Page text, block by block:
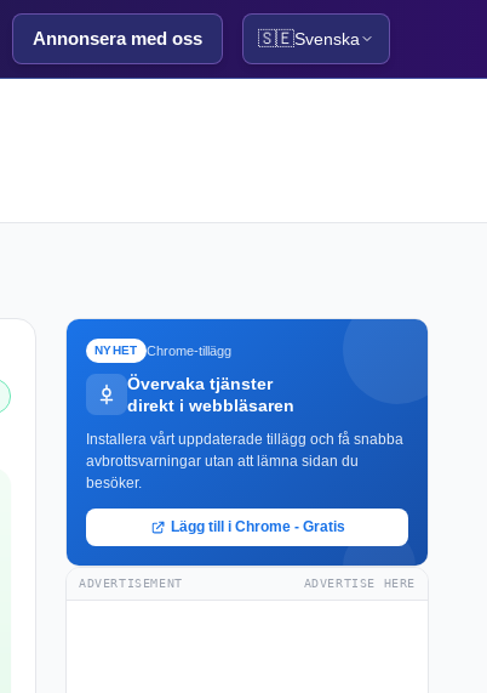
Annonsera med oss 🇸🇪Svenska
NYHET Chrome-tillägg
Övervaka tjänster
direkt i webbläsaren
Installera vårt uppdaterade tillägg och få snabba
avbrottsvarningar utan att lämna sidan du
besöker.
Lägg till i Chrome - Gratis
ADVERTISEMENT ADVERTISE HERE